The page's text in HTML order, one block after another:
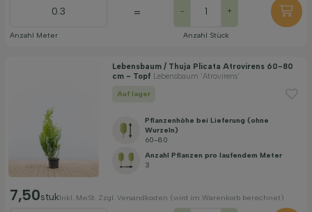
Anzahl Meter
= - +
Anzahl Stück
Lebensbaum / Thuja Plicata Atrovirens 60-80
cm - Topf Lebensbaum 'Atrovirens'
Auf lager
Pflanzenhöhe bei Lieferung (ohne
Wurzeln)
60-80
Anzahl Pflanzen pro laufendem Meter
3
7,50stukInkl. MwSt. Zzgl. Versandkosten (wird im Warenkorb berechnet)